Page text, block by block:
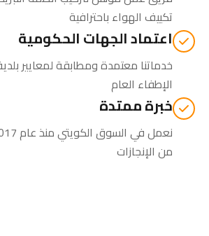
تكييف الهواء باحترافية
اعتماد الجهات الحكومية
خدماتنا معتمدة ومطابقة لمعايير
الإطفاء العام
خبرة ممتدة
من الإنجازات